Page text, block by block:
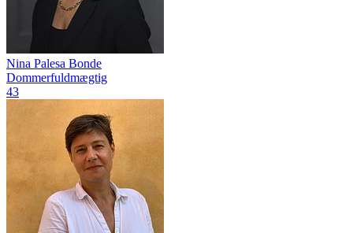
Nina Palesa Bonde
Dommerfuldmægtig
43